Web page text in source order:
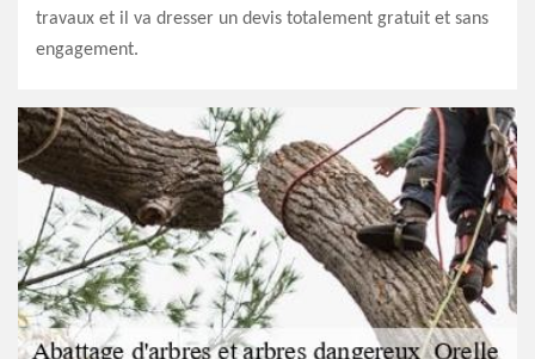
travaux et il va dresser un devis totalement gratuit et sans
engagement.